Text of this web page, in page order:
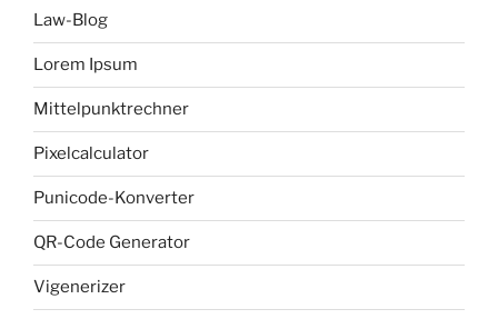
Law-Blog
Lorem Ipsum
Mittelpunktrechner
Pixelcalculator
Punicode-Konverter
QR-Code Generator
Vigenerizer